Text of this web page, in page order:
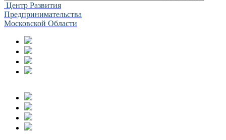
Центр Развития
Предпринимательства
Московской Области